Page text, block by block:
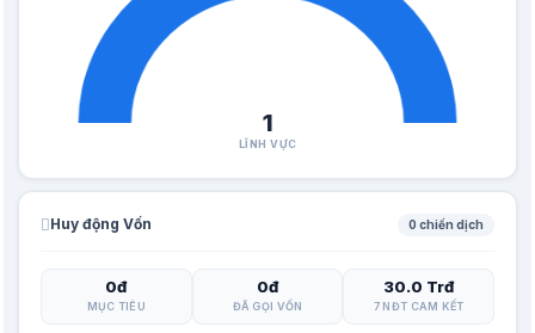
1
LĨNH VỰC
Huy động Vốn 0 chiến dịch
0đ
MỤC TIÊU
0đ
ĐÃ GỌI VỐN
30.0 Trđ
7 NĐT CAM KẾT